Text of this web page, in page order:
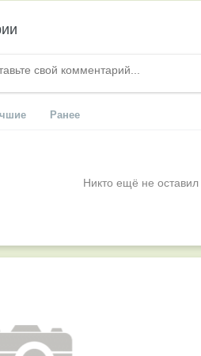
Ранее
Никто ещё не